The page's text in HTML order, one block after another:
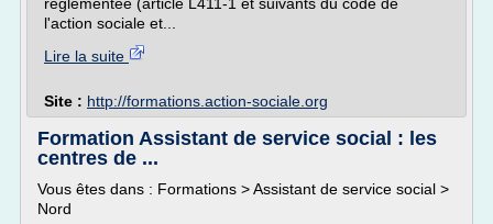
l'action sociale et...
Lire la suite
Site : http://formations.action-sociale.org
Formation Assistant de service social : les
centres de ...
Vous êtes dans : Formations > Assistant de service social >
Nord